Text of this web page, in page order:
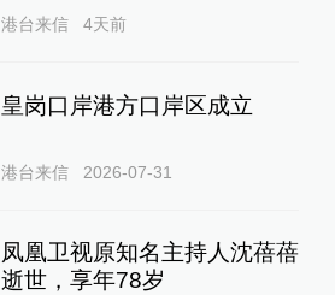
港台来信 4天前
皇岗口岸港方口岸区成立
港台来信 2026-07-31
凤凰卫视原知名主持人沈蓓蓓
逝世，享年78岁